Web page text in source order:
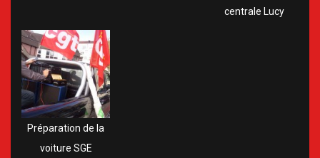
centrale Lucy
Préparation de la
voiture SGE